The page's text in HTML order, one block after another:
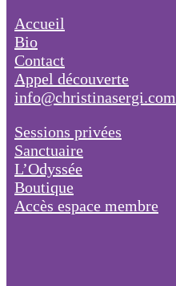
Accueil
Bio
Contact
Appel découverte
info@christinasergi.com
Sessions privées
Sanctuaire
L’Odyssée
Boutique
Accès espace membre